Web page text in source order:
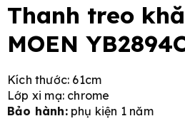
Thanh treo
MOEN
Kích thước: 61cm
Lớp xi mạ: chrome
Bảo hành:phụ kiện 1 năm